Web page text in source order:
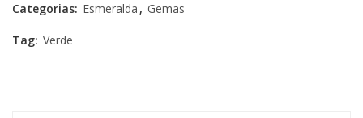
Categorias: Esmeralda , Gemas
Tag: Verde